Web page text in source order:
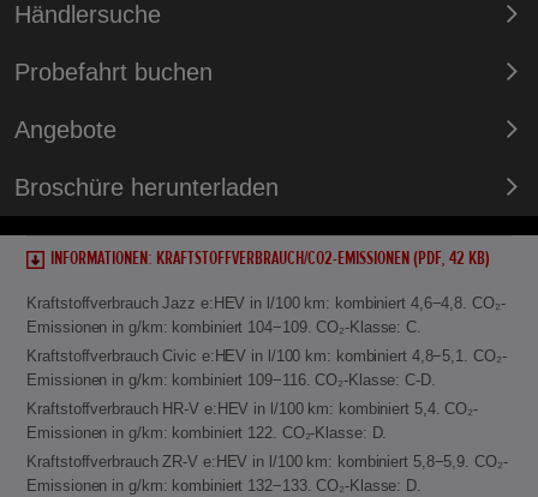
Händlersuche
Probefahrt buchen
Angebote
Broschüre herunterladen
INFORMATIONEN: KRAFTSTOFFVERBRAUCH/CO2-EMISSIONEN (PDF, 42 KB)
Kraftstoffverbrauch Jazz e:HEV in l/100 km: kombiniert 4,6−4,8. CO₂-
Emissionen in g/km: kombiniert 104−109. CO₂-Klasse: C.
Kraftstoffverbrauch Civic e:HEV in l/100 km: kombiniert 4,8−5,1. CO₂-
Emissionen in g/km: kombiniert 109−116. CO₂-Klasse: C-D.
Kraftstoffverbrauch HR-V e:HEV in l/100 km: kombiniert 5,4. CO₂-
Emissionen in g/km: kombiniert 122. CO₂-Klasse: D.
Kraftstoffverbrauch ZR-V e:HEV in l/100 km: kombiniert 5,8−5,9. CO₂-
Emissionen in g/km: kombiniert 132−133. CO₂-Klasse: D.